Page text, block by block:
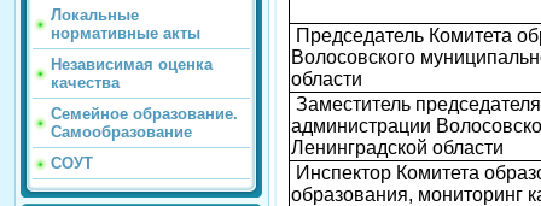
Локальные
нормативные акты
Независимая оценка
качества
Семейное образование.
Самообразование
СОУТ
Председатель Комитета
Волосовского
области
Заместитель
администрации
Ленинградской области
Инспектор Комитета
образования, мониторинг